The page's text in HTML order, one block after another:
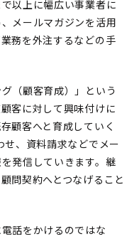
以上に幅広い事業者に
メールマガジンを活用
務を外注するなどの手
（顧客育成）」という
客に対して興味付けに
顧客へと育成していく
、資料請求などでメー
発信していきます。継
問契約へとつなげること
話をかけるのではな